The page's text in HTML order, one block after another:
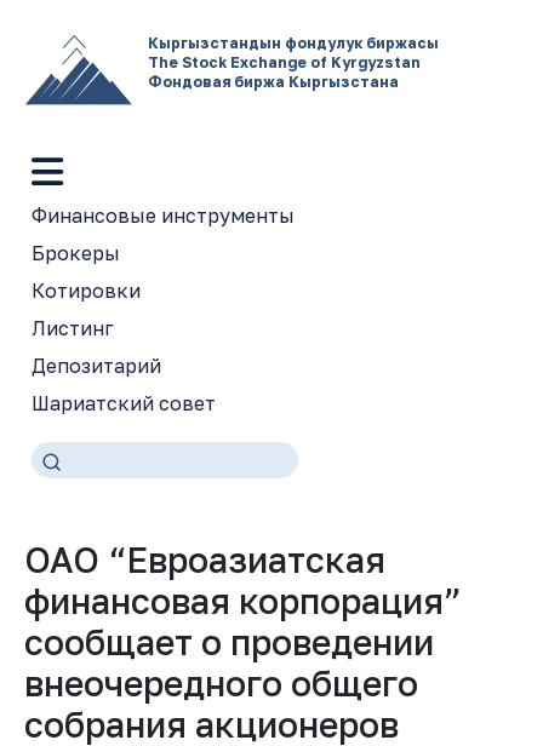
Кыргызстандын фондулук биржасы
The Stock Exchange of Kyrgyzstan
Фондовая биржа Кыргызстана
Финансовые инструменты
Брокеры
Котировки
Листинг
Депозитарий
Шариатский совет
ОАО “Евроазиатская
финансовая корпорация”
сообщает о проведении
внеочередного общего
собрания акционеров